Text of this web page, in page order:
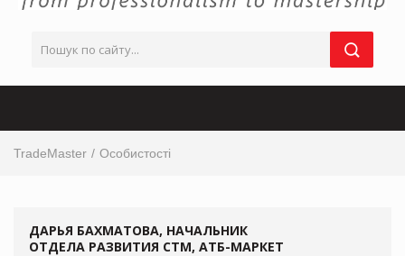
TradeMaster Особистості
ДАРЬЯ БАХМАТОВА, НАЧАЛЬНИК
ОТДЕЛА РАЗВИТИЯ СТМ, АТБ-МАРКЕТ